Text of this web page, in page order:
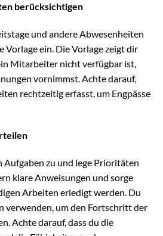
berücksichtigen
und andere Abwesenheiten
ein. Die Vorlage zeigt dir
Mitarbeiter nicht verfügbar ist,
vornimmst. Achte darauf,
rechtzeitig erfasst, um Engpässe
zu und lege Prioritäten
klare Anweisungen und sorge
Arbeiten erledigt werden. Du
verwenden, um den Fortschritt der
Achte darauf, dass du die